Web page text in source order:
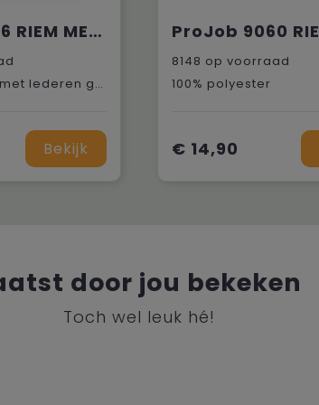
ProJob 9036 RIEM MET VELCRO SLUITING
100% polyester met lederen gesp
Bekijk
8148 op voorraad
100% polyester
€ 14,90
door jou bekeken
Toch wel leuk hé!